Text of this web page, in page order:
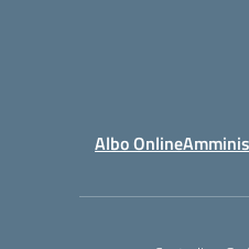
Albo Online